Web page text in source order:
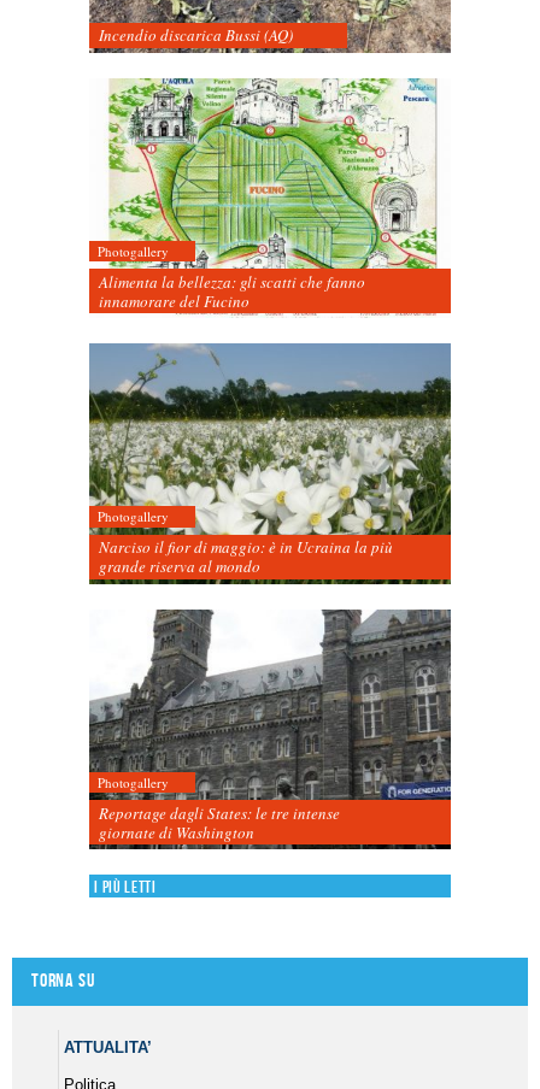
Incendio discarica Bussi (AQ)
Photogallery
Alimenta la bellezza: gli scatti che fanno
innamorare del Fucino
Photogallery
Narciso il fior di maggio: è in Ucraina la più
grande riserva al mondo
Photogallery
Reportage dagli States: le tre intense
giornate di Washington
I più letti
Torna su
ATTUALITA’
Politica